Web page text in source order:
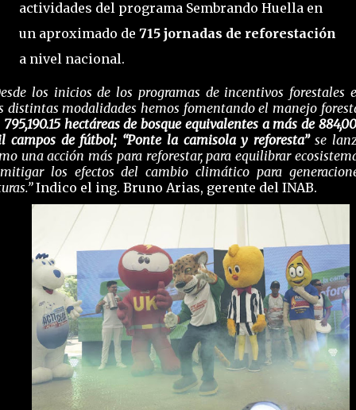
actividades del programa Sembrando Huella en
un aproximado de 715 jornadas de reforestación
a nivel nacional.
los inicios de los programas de incentivos forestales
distintas modalidades hemos fomentando el manejo
795,190.15 hectáreas de bosque equivalentes a más de
campos de fútbol; “Ponte la camisola y reforesta”se
una acción más para reforestar, para equilibrar
los efectos del cambio climático para
Indico el ing. Bruno Arias, gerente del INAB.